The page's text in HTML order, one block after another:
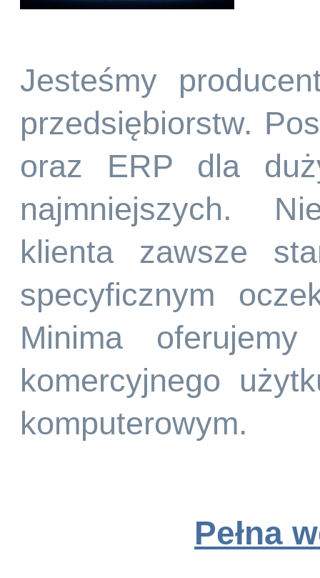
Jesteśmy
przedsiębiorstw.
oraz ERP dla
najmniejszych.
klienta zawsze
specyficznym
Minima
komercyjnego
komputerowym.
Pełna